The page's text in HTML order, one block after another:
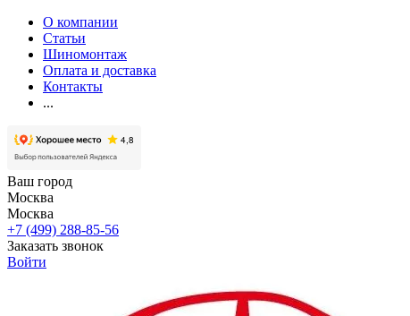
О компании
Статьи
Шиномонтаж
Оплата и доставка
Контакты
...
Ваш город
Москва
Москва
+7 (499) 288-85-56
Заказать звонок
Войти